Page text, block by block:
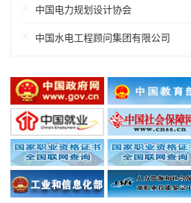
中国电力规划设计协会
中国水电工程顾问集团有限公司